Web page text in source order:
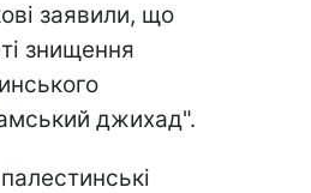
заявили, що
знищення
джихад".